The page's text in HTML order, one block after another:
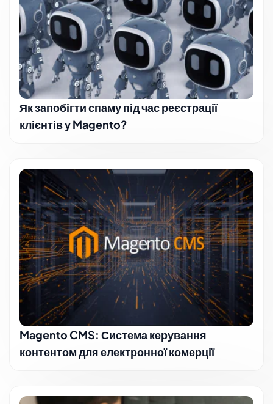
Як запобігти спаму під час реєстрації
клієнтів у Magento?
Magento CMS: Система керування
контентом для електронної комерції